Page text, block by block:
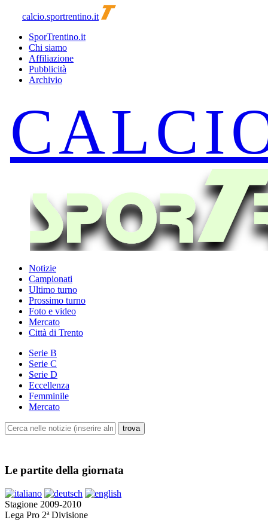
calcio.sportrentino.it
SporTrentino.it
Chi siamo
Affiliazione
Pubblicità
Archivio
Notizie
Campionati
Ultimo turno
Prossimo turno
Foto e video
Mercato
Città di Trento
Serie B
Serie C
Serie D
Eccellenza
Femminile
Mercato
Le partite della giornata
Stagione 2009-2010
Lega Pro 2ª Divisione